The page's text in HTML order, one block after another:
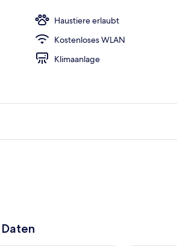
Haustiere erlaubt
Kostenloses WLAN
Klimaanlage